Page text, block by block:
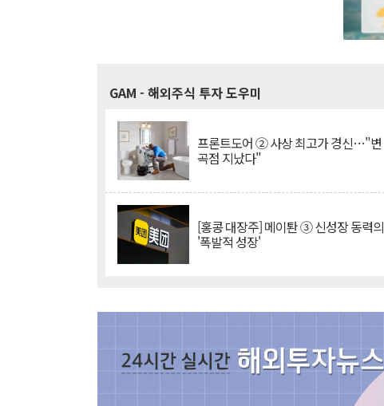
GAM - 해외주식 투자 도우미
프론트도어 ② 사상 최고가 경신…"변
곡점 지났다"
[홍콩 대장주] 메이퇀 ③ 신성장 동력의
'폭발적 성장'